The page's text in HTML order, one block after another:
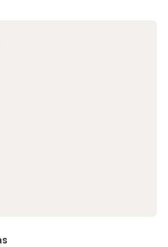
más: Musa, Lis, Iris y
y cuenta con salón-
sillón y una terraza